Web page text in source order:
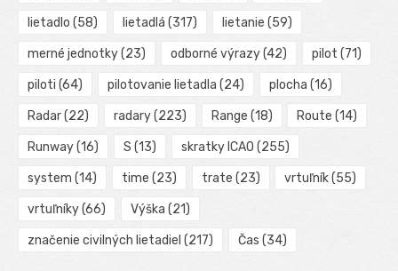
lietadlo (58) lietadlá (317) lietanie (59)
merné jednotky(23) odborné výrazy(42) pilot (71)
piloti (64) pilotovanie lietadla (24) plocha (16)
Radar(22) radary(223) Range (18) Route (14)
Runway(16) S (13) skratky ICAO (255)
system (14) time (23) trate (23) vrtuľník(55)
vrtuľníky(66) Výška (21)
značenie civilných lietadiel (217) Čas (34)